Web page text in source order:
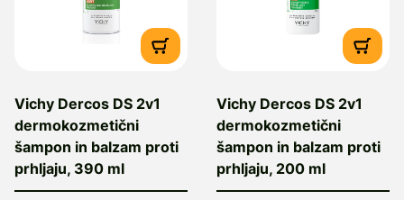
Vichy Dercos DS 2v1
dermokozmetični
šampon in balzam proti
prhljaju, 390 ml
Vichy Dercos DS 2v1
dermokozmetični
šampon in balzam proti
prhljaju, 200 ml